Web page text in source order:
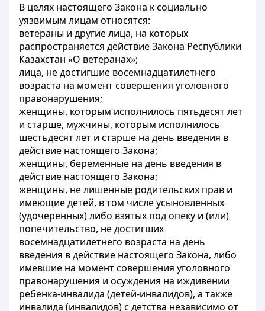
В целях настоящего Закона к социально
уязвимым лицам относятся:
ветераны и другие лица, на которых
распространяется действие Закона Республики
Казахстан «О ветеранах»;
лица, не достигшие восемнадцатилетнего
возраста на момент совершения уголовного
правонарушения;
женщины, которым исполнилось пятьдесят лет
и старше, мужчины, которым исполнилось
шестьдесят лет и старше на день введения в
действие настоящего Закона;
женщины, беременные на день введения в
действие настоящего Закона;
женщины, не лишенные родительских прав и
имеющие детей, в том числе усыновленных
(удочеренных) либо взятых под опеку и (или)
попечительство, не достигших
восемнадцатилетнего возраста на день
введения в действие настоящего Закона, либо
имевшие на момент совершения уголовного
правонарушения и осуждения на иждивении
ребенка-инвалида (детей-инвалидов), а также
инвалида (инвалидов) с детства независимо от